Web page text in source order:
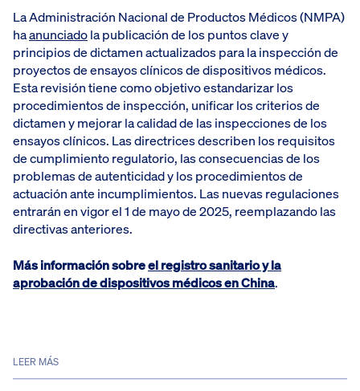
La Administración Nacional de Productos Médicos (NMPA)
haanunciadola publicación de los puntos clave y
principios de dictamen actualizados para la inspección de
proyectos de ensayos clínicos de dispositivos médicos.
Esta revisión tiene como objetivo estandarizar los
procedimientos de inspección, unificar los criterios de
dictamen y mejorar la calidad de las inspecciones de los
ensayos clínicos. Las directrices describen los requisitos
de cumplimiento regulatorio, las consecuencias de los
problemas de autenticidad y los procedimientos de
actuación ante incumplimientos. Las nuevas regulaciones
entrarán en vigor el 1 de mayo de 2025, reemplazando las
directivas anteriores.
Más información sobreel registro sanitario y la
aprobación de dispositivos médicos en China.
LEER MÁS